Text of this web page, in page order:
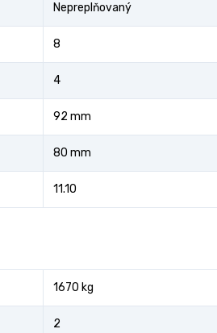
Nepreplňovaný
8
4
92 mm
80 mm
11.10
1670 kg
2